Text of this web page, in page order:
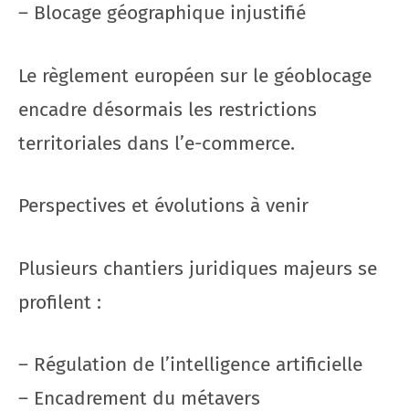
– Blocage géographique injustifié
Le règlement européen sur le géoblocage
encadre désormais les restrictions
territoriales dans l’e-commerce.
Perspectives et évolutions à venir
Plusieurs chantiers juridiques majeurs se
profilent :
– Régulation de l’intelligence artificielle
– Encadrement du métavers